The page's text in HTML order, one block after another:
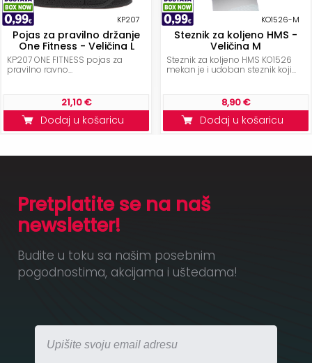
KP207
Pojas za pravilno držanje
One Fitness - Veličina L
KP207 ONE FITNESS pojas za
pravilno ravno...
21,10 €
Dodaj u košaricu
KO1526-M
Steznik za koljeno HMS -
Veličina M
Steznik za koljeno HMS KO1526
mekan je i udoban steznik koji...
8,90 €
Dodaj u košaricu
Pretplatite se na naš
newsletter!
Budite u toku sa našim posebnim
pogodnostima, akcijama i uštedama!